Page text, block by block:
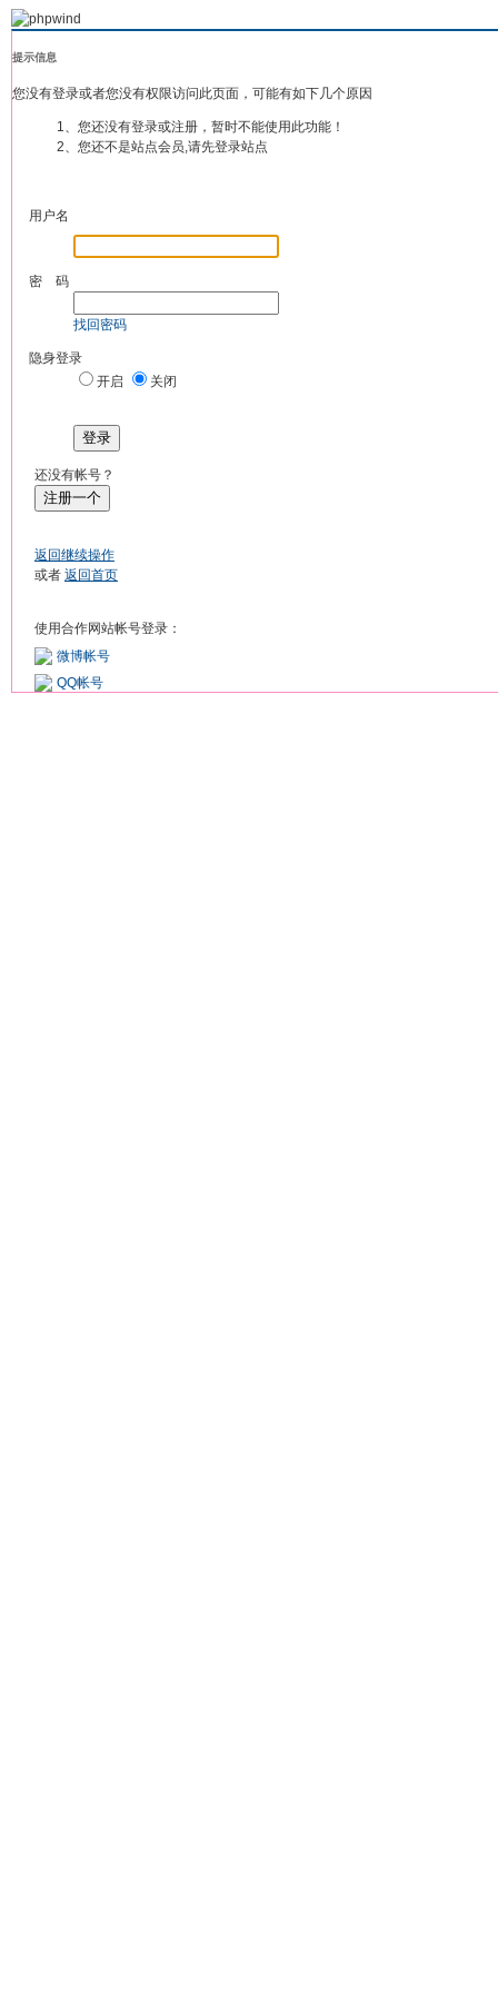
提示信息
您没有登录或者您没有权限访问此页面，可能有如下几个原因
1、您还没有登录或注册，暂时不能使用此功能！
2、您还不是站点会员,请先登录站点
用户名
密 码
找回密码
隐身登录
开启
关闭
登录
还没有帐号？
注册一个
返回继续操作
或者 返回首页
使用合作网站帐号登录：
微博帐号
QQ帐号